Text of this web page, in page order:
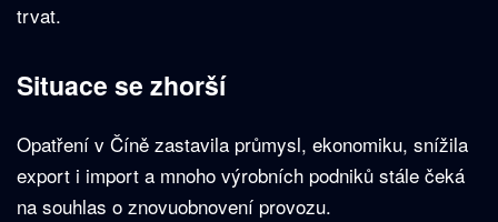
trvat.
Situace se zhorší
Opatření v Číně zastavila průmysl, ekonomiku, snížila
export i import a mnoho výrobních podniků stále čeká
na souhlas o znovuobnovení provozu.